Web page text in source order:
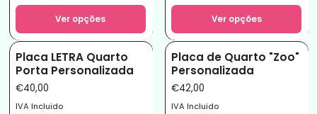
Ver opções Ver opções
Placa LETRA Quarto
Porta Personalizada
€40,00
IVA Incluido
Placa de Quarto "Zoo"
Personalizada
€42,00
IVA Incluido